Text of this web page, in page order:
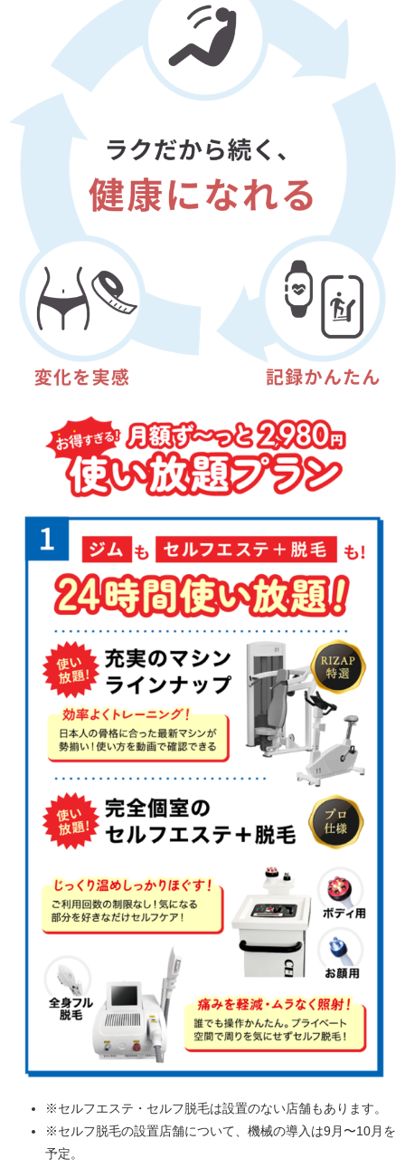
※セルフエステ・セルフ脱毛は設置のない店舗もあります。
※セルフ脱毛の設置店舗について、機械の導入は9月〜10月を
予定。